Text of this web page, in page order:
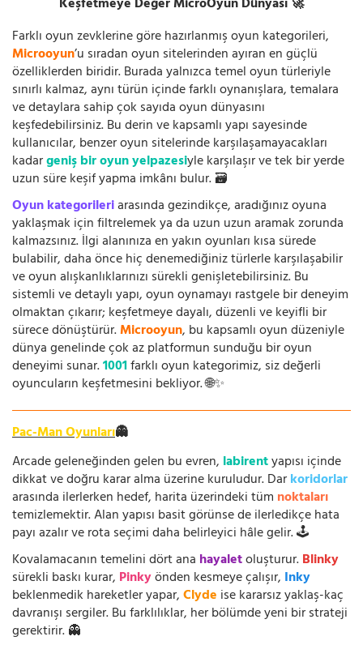
Farklı oyun zevklerine göre hazırlanmış oyun kategorileri,
Microoyun’u sıradan oyun sitelerinden ayıran en güçlü
özelliklerden biridir. Burada yalnızca temel oyun türleriyle
sınırlı kalmaz, aynı türün içinde farklı oynanışlara, temalara
ve detaylara sahip çok sayıda oyun dünyasını
keşfedebilirsiniz. Bu derin ve kapsamlı yapı sayesinde
kullanıcılar, benzer oyun sitelerinde karşılaşamayacakları
kadargeniş bir oyun yelpazesiyle karşılaşır ve tek bir yerde
uzun süre keşif yapma imkânı bulur. 🗃️
Oyun kategorileriarasında gezindikçe, aradığınız oyuna
yaklaşmak için filtrelemek ya da uzun uzun aramak zorunda
kalmazsınız. İlgi alanınıza en yakın oyunları kısa sürede
bulabilir, daha önce hiç denemediğiniz türlerle karşılaşabilir
ve oyun alışkanlıklarınızı sürekli genişletebilirsiniz. Bu
sistemli ve detaylı yapı, oyun oynamayı rastgele bir deneyim
olmaktan çıkarır; keşfetmeye dayalı, düzenli ve keyifli bir
sürece dönüştürür.Microoyun, bu kapsamlı oyun düzeniyle
dünya genelinde çok az platformun sunduğu bir oyun
deneyimi sunar.1001farklı oyun kategorimiz, siz değerli
oyuncuların keşfetmesini bekliyor. 🌐✨
Pac-Man Oyunları👻
Arcade geleneğinden gelen bu evren, labirentyapısı içinde
dikkat ve doğru karar alma üzerine kuruludur. Darkoridorlar
arasında ilerlerken hedef, harita üzerindeki tüm noktaları
temizlemektir. Alan yapısı basit görünse de ilerledikçe hata
payı azalır ve rota seçimi daha belirleyici hâle gelir. 🕹️
Kovalamacanın temelini dört ana hayaletoluşturur.Blinky
sürekli baskı kurar, Pinkyönden kesmeye çalışır, Inky
beklenmedik hareketler yapar,Clyde ise kararsız yaklaş-kaç
davranışı sergiler. Bu farklılıklar, her bölümde yeni bir strateji
gerektirir. 👻